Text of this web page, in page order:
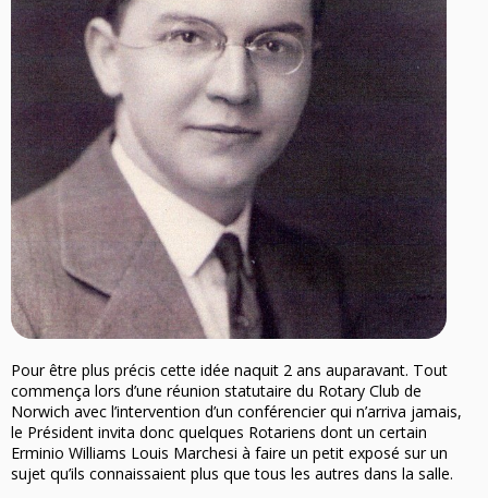
Notre Actualité
Pour être plus précis cette idée naquit 2 ans auparavant. Tout
commença lors d’une réunion statutaire du Rotary Club de
Norwich avec l’intervention d’un conférencier qui n’arriva jamais,
le Président invita donc quelques Rotariens dont un certain
Erminio Williams Louis Marchesi à faire un petit exposé sur un
sujet qu’ils connaissaient plus que tous les autres dans la salle.